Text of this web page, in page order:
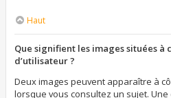
Haut
Que signifient les images situées à
d’utilisateur ?
Deux images peuvent apparaître à
lorsque vous consultez un sujet. Une